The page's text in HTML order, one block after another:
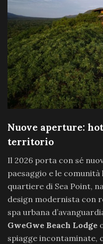
Nuove aperture:
territorio
Il 2026 porta con sé
paesaggio e le comunità
quartiere di Sea Point,
design modernista con
spa urbana
GweGwe Beach Lodge
spiagge incontaminate,